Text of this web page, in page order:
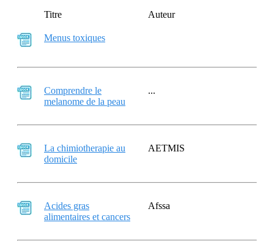
Titre Auteur
Menus toxiques
Comprendre le
melanome de la peau
...
La chimiotherapie au
domicile
AETMIS
Acides gras
alimentaires et cancers
Afssa